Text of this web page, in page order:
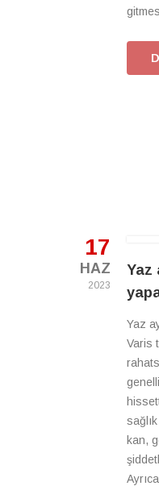
17
HAZ
2023
Yaz
Yaz
Varis
kan,